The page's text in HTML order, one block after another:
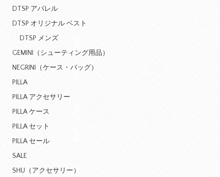
DTSP アパレル
DTSP オリジナル ベスト
DTSP メンズ
GEMINI（シューティング用品）
NEGRINI（ケース・バッグ）
PILLA
PILLA アクセサリー
PILLA ケース
PILLA セット
PILLA セール
SALE
SHU（アクセサリー）